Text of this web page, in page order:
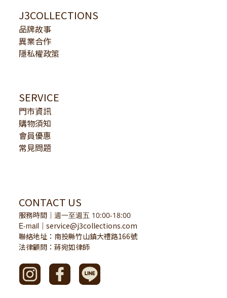
J3COLLECTIONS
品牌故事
異業合作
隱私權政策
SERVICE
門市資訊
購物須知
會員優惠
常見問題
CONTACT US
服務時間 ｜ 週一至週五 10:00-18:00
E-mail ｜ service@j3collections.com
聯絡地址：南投縣竹山鎮大禮路166號
法律顧問：蔣宛如律師